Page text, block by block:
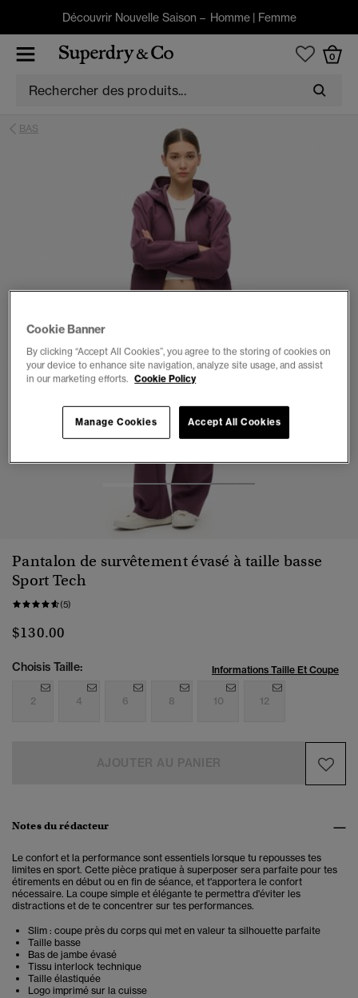
Découvrir Nouvelle Saison – Homme| Femme
0
BAS
3 4
Pantalon de survêtement évasé à taille basse
Sport Tech
(5)
$130.00
Choisis Taille: Informations Taille Et Coupe
2 4 6 8 10 12
Notes du rédacteur
Le confort et la performance sont essentiels lorsque tu repousses tes
limites en sport. Cette pièce pratique à superposer sera parfaite pour tes
étirements en début ou en fin de séance, et t'apportera le confort
nécessaire. La coupe simple et élégante te permettra d'éviter les
distractions et de te concentrer sur tes performances.
Slim : coupe près du corps qui met en valeur ta silhouette parfaite
Taille basse
Bas de jambe évasé
Tissu interlock technique
Taille élastiquée
Logo imprimé sur la cuisse
Cookie Banner
By clicking “Accept All Cookies”, you agree to the storing of cookies on
your device to enhance site navigation, analyze site usage, and assist
in our marketing efforts. Cookie Policy
Accept All Cookies
Manage Cookies